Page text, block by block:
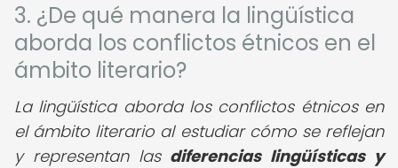
3. ¿De qué manera la lingüística
aborda los conflictos étnicos en el
ámbito literario?
La lingüística aborda los conflictos étnicos en
el ámbito literario al estudiar cómo se reflejan
y representan las diferencias lingüísticas y